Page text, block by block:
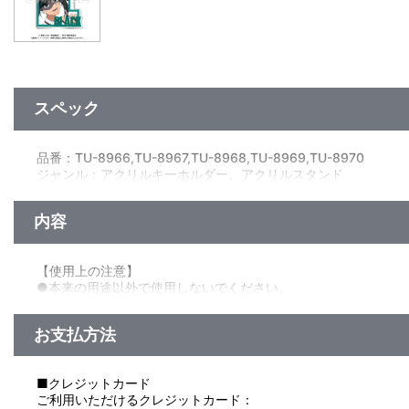
スペック
品番：TU-8966,TU-8967,TU-8968,TU-8969,TU-8970
ジャンル：アクリルキーホルダー、アクリルスタンド
テル：約 W99mm×H107mm
レディ・ブラック：約 W114mm×H114mm
生産国：日本
内容
【使用上の注意】
●本来の用途以外で使用しないでください。
●無理な力を加えると、破損の原因となります。
●ケガや破損の原因になることがありますので、重いものをぶ
●高温多湿、直射日光の当たる場所での保管はお避けください。
●商品の特性上、尖った部分があります。お取り扱いには十分ご
お支払方法
■クレジットカード
ご利用いただけるクレジットカード：